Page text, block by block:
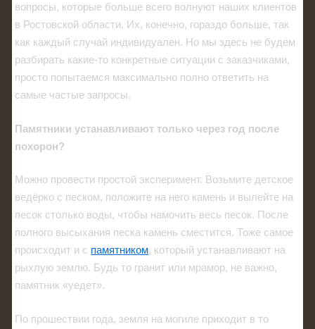
вопросы, которые больше всего волнуют наших клиентов
в Ростовской области. Их, конечно, гораздо больше, так
как каждый случай индивидуален. Но мы здесь не будем
разбирать какие-то конкретные ситуации с заказчиками,
просто попытаемся максимально полно ответить на
самые частые запросы.
Памятники устанавливают только через год после
похорон?
Можно провести простой эксперимент. Возьмите детское
ведёрко с песком, положите на него камень и вылейте на
песок столько воды, чтобы намочить весь песок. После
полного высыхания песка камень сместится. Тоже самое
происходит и с памятником, который устанавливают на
рыхлую землю. Будь то гранит или мрамор, не важно,
памятник «уедет».
По прошествии года, земля на могиле приходит в то